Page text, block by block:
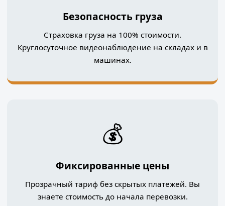
Безопасность груза
Страховка груза на 100% стоимости.
Круглосуточное видеонаблюдение на складах и в
машинах.
💰
Фиксированные цены
Прозрачный тариф без скрытых платежей. Вы
знаете стоимость до начала перевозки.